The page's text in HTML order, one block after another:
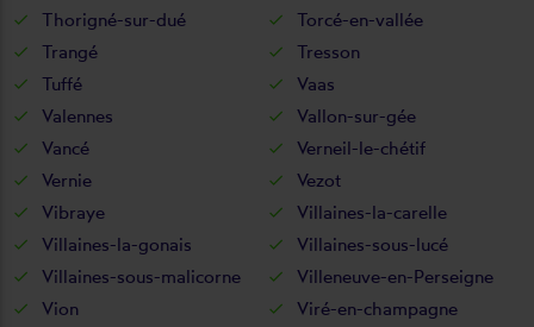
Thorigné-sur-dué
Torcé-en-vallée
Trangé
Tresson
Tuffé
Vaas
Valennes
Vallon-sur-gée
Vancé
Verneil-le-chétif
Vernie
Vezot
Vibraye
Villaines-la-carelle
Villaines-la-gonais
Villaines-sous-lucé
Villaines-sous-malicorne
Villeneuve-en-Perseigne
Vion
Viré-en-champagne